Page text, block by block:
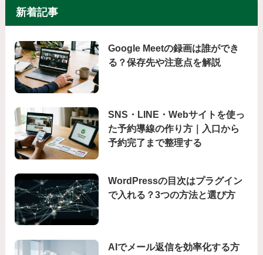
新着記事
Google Meetの録画は誰ができ
る？保存先や注意点を解説
SNS・LINE・Webサイトを使っ
た予約導線の作り方｜入口から
予約完了まで整理する
WordPressの目次はプラグイン
で入れる？3つの方法と選び方
AIでメール返信を効率化する方